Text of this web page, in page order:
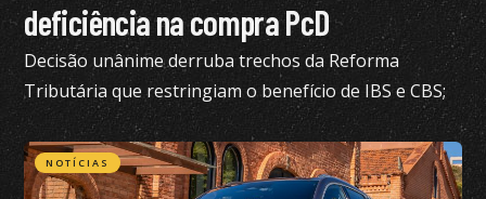
deficiência na compra PcD
Decisão unânime derruba trechos da Reforma
Tributária que restringiam o benefício de IBS e CBS;
confira todos os detalhes
NOTÍCIAS